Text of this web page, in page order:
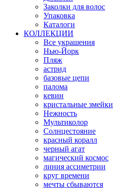
Заколки для волос
Упаковка
Каталоги
КОЛЛЕКЦИИ
Все украшения
Нью-Йорк
Пляж
астрид
базовые цепи
палома
кевин
кристальные змейки
Нежность
Мультиколор
Солнцестояние
красный коралл
черный агат
магический космос
линия ассиметрии
круг времени
мечты сбываются